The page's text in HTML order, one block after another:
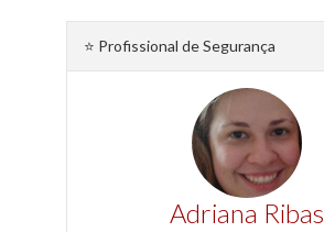
⭐ Profissional de Segurança
Adriana Ribas